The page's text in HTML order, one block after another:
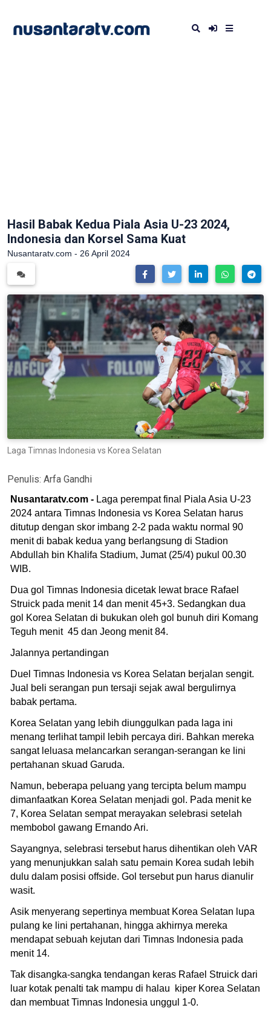
Hasil Babak Kedua Piala Asia U-23 2024,
Indonesia dan Korsel Sama Kuat
Nusantaratv.com - 26 April 2024
Laga Timnas Indonesia vs Korea Selatan
Penulis: Arfa Gandhi
Nusantaratv.com - Laga perempat final Piala Asia U-23
2024 antara Timnas Indonesia vs Korea Selatan harus
ditutup dengan skor imbang 2-2 pada waktu normal 90
menit di babak kedua yang berlangsung di Stadion
Abdullah bin Khalifa Stadium, Jumat (25/4) pukul 00.30
WIB.
Dua gol Timnas Indonesia dicetak lewat brace Rafael
Struick pada menit 14 dan menit 45+3. Sedangkan dua
gol Korea Selatan di bukukan oleh gol bunuh diri Komang
Teguh menit 45 dan Jeong menit 84.
Jalannya pertandingan
Duel Timnas Indonesia vs Korea Selatan berjalan sengit.
Jual beli serangan pun tersaji sejak awal bergulirnya
babak pertama.
Korea Selatan yang lebih diunggulkan pada laga ini
menang terlihat tampil lebih percaya diri. Bahkan mereka
sangat leluasa melancarkan serangan-serangan ke lini
pertahanan skuad Garuda.
Namun, beberapa peluang yang tercipta belum mampu
dimanfaatkan Korea Selatan menjadi gol. Pada menit ke
7, Korea Selatan sempat merayakan selebrasi setelah
membobol gawang Ernando Ari.
Sayangnya, selebrasi tersebut harus dihentikan oleh VAR
yang menunjukkan salah satu pemain Korea sudah lebih
dulu dalam posisi offside. Gol tersebut pun harus dianulir
wasit.
Asik menyerang sepertinya membuat Korea Selatan lupa
pulang ke lini pertahanan, hingga akhirnya mereka
mendapat sebuah kejutan dari Timnas Indonesia pada
menit 14.
Tak disangka-sangka tendangan keras Rafael Struick dari
luar kotak penalti tak mampu di halau kiper Korea Selatan
dan membuat Timnas Indonesia unggul 1-0.